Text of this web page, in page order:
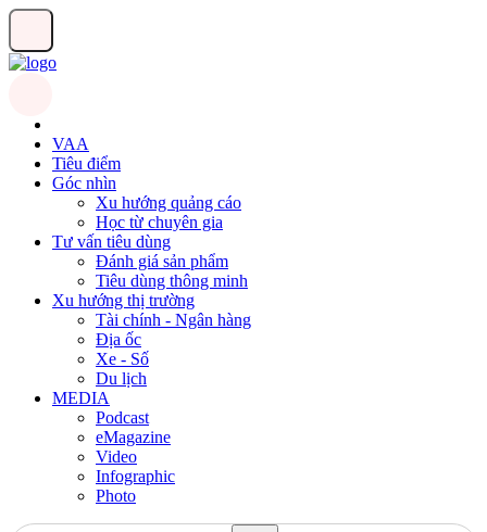
VAA
Tiêu điểm
Góc nhìn
Xu hướng quảng cáo
Học từ chuyên gia
Tư vấn tiêu dùng
Đánh giá sản phẩm
Tiêu dùng thông minh
Xu hướng thị trường
Tài chính - Ngân hàng
Địa ốc
Xe - Số
Du lịch
MEDIA
Podcast
eMagazine
Video
Infographic
Photo